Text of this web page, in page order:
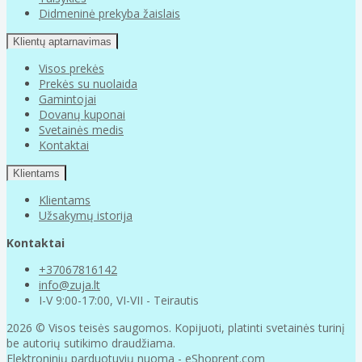
Didmeninė prekyba žaislais
Klientų aptarnavimas
Visos prekės
Prekės su nuolaida
Gamintojai
Dovanų kuponai
Svetainės medis
Kontaktai
Klientams
Klientams
Užsakymų istorija
Kontaktai
+37067816142
info@zuja.lt
I-V 9:00-17:00, VI-VII - Teirautis
2026 © Visos teisės saugomos. Kopijuoti, platinti svetainės turinį
be autorių sutikimo draudžiama.
Elektroninių parduotuvių nuoma - eShoprent.com